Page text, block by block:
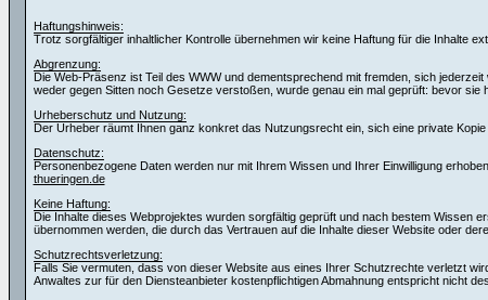
Haftungshinweis:
Trotz sorgfältiger inhaltlicher Kontrolle übernehmen wir keine Haftung für die Inhalte
Abgrenzung:
Die Web-Präsenz ist Teil des WWW und dementsprechend mit fremden, sich
weder gegen Sitten noch Gesetze verstoßen, wurde genau ein mal geprüft: bevor sie
Urheberschutz und Nutzung:
Der Urheber räumt Ihnen ganz konkret das Nutzungsrecht ein, sich eine private
Datenschutz:
Personenbezogene Daten werden nur mit Ihrem Wissen und Ihrer Einwilligung
thueringen.de
Keine Haftung:
Die Inhalte dieses Webprojektes wurden sorgfältig geprüft und nach bestem Wissen
übernommen werden, die durch das Vertrauen auf die Inhalte dieser Website oder
Schutzrechtsverletzung:
Falls Sie vermuten, dass von dieser Website aus eines Ihrer Schutzrechte verletzt
Anwaltes zur für den Diensteanbieter kostenpflichtigen Abmahnung entspricht nicht